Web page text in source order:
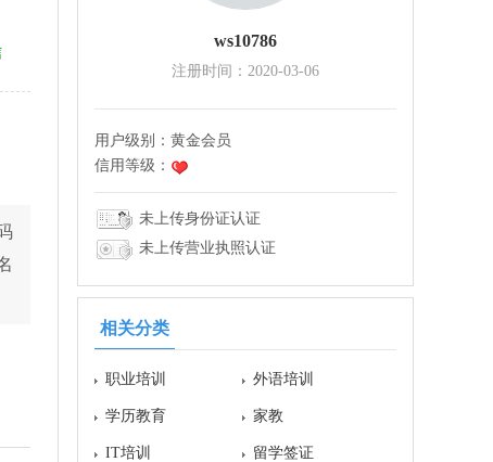
ws10786
注册时间：2020-03-06
用户级别： 黄金会员
信用等级：
未上传身份证认证
未上传营业执照认证
相关分类
职业培训 外语培训
学历教育 家教
IT培训 留学签证